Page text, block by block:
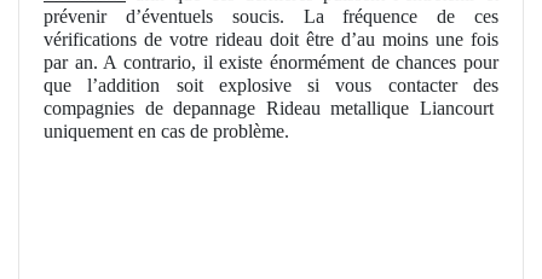
prévenir d’éventuels soucis. La fréquence de ces
vérifications de votre rideau doit être d’au moins une fois
par an. A contrario, il existe énormément de chances pour
que l’addition soit explosive si vous contacter des
compagnies de depannage Rideau metallique Liancourt
uniquement en cas de problème.